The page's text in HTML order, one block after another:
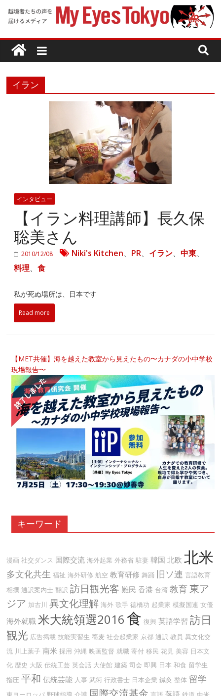
イラン
インタビュー
【イラン料理講師】長久保
聡美さん
2010/12/08 Niki's Kitchen、 PR、 イラン、中東、
料理、食
私が死ぬ場所は、日本です
Read more
【MET共催】海を越えた教室から見えたもの〜カナダの小中学校
現場報告〜
キーワード
漫画 社交ダンス 国際交流 海外起業 外務省 駐妻 韓国 北欧 北米
多文化共生 福祉 海外研修 航空 教育研修 舞踊 旧ソ連 言語教育
相撲 通訳案内士 翻訳 訪日観光客 難民 香港 台湾 教育 東ア
ジア 加古川 異文化理解 海外 歌手 徳橋功 起業家 模擬国連 女優
海外就職 米大統領選2016食 復興 英語学習 訪日
観光 広告掲載 技能実習生 蕎麦 社会起業家 京都 通訳 教員 異文化交
流 川上葉子 南米 採用 沖縄 映画監督 就職 寄付 移民 花見 美容 日本文
化 歴史 大阪 伝統工芸 英会話 大使館 建築 司会 即興 日本 和食 留学生
指圧 平和 伝統芸能 人事 武術 行政書士 日本企業 鍼灸 整体 留学
国際交流基金